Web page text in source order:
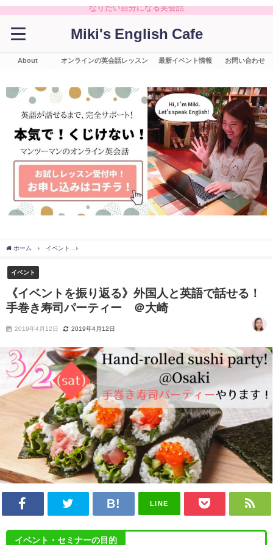
なりたい自分になる英会話
Miki's English Cafe
About オンラインの英会話レッスン 最新イベント情報 お問い合わせ
ホーム イベント
イベント
《イベントを振り返る》外国人と英語で話せる！
手巻き寿司パーティー ＠大崎
2019年4月12日 2019年4月12日
LINE
イベント・セミナーの目的